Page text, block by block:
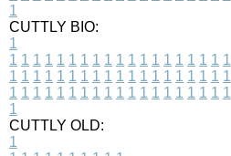
1
CUTTLY BIO:
1
1 1 1 1 1 1 1 1 1 1 1 1 1 1 1 1 1 1 1
1 1 1 1 1 1 1 1 1 1 1 1 1 1 1 1 1 1 1
1 1 1 1 1 1 1 1 1 1 1 1 1 1 1 1 1 1 1
1
CUTTLY OLD:
1